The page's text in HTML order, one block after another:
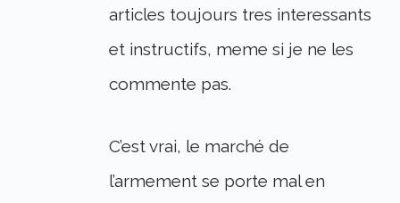
articles toujours tres interessants
et instructifs, meme si je ne les
commente pas.
C’est vrai, le marché de
l’armement se porte mal en